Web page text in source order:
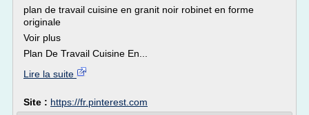
plan de travail cuisine en granit noir robinet en forme
originale
Voir plus
Plan De Travail Cuisine En...
Lire la suite
Site : https://fr.pinterest.com